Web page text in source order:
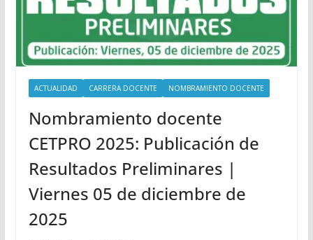
ACTUALIDAD CARRERA DOCENTE NOMBRAMIENTO DOCENTE
Nombramiento docente
CETPRO 2025: Publicación de
Resultados Preliminares |
Viernes 05 de diciembre de
2025